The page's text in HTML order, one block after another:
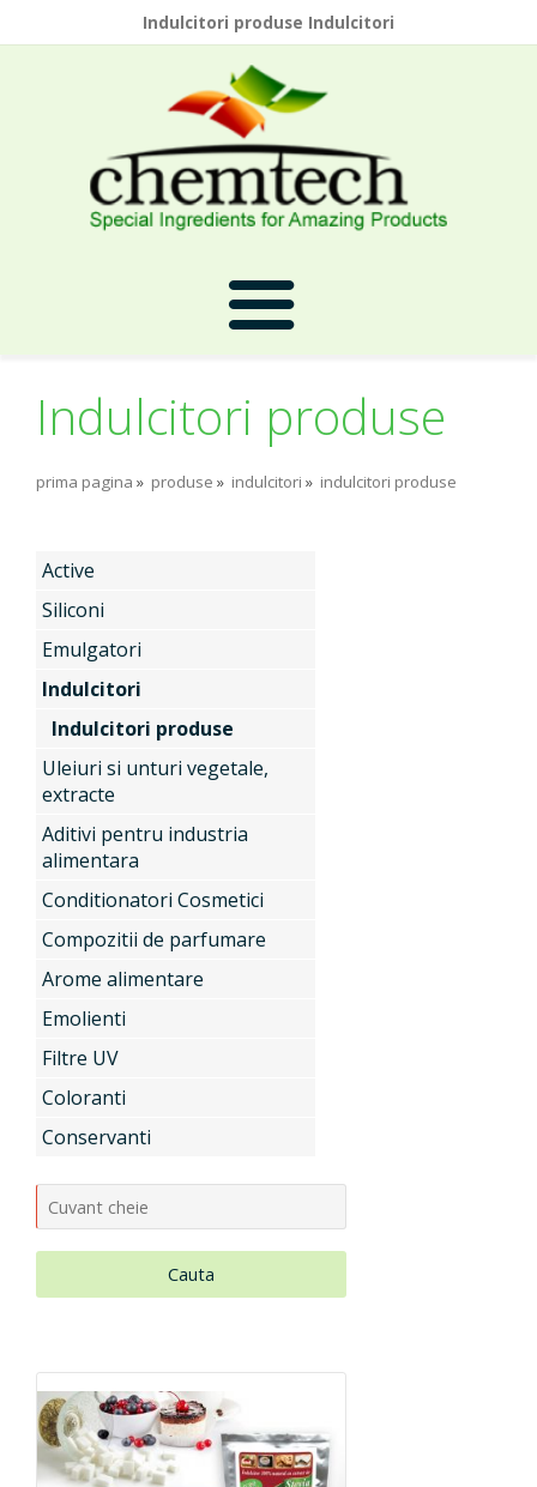
Indulcitori produse Indulcitori
Prima Pagina
Emulgatori
Aditivi pentru industria alimentara
Compozitii de parfumare
Contact
Indulcitori produse
prima pagina » produse » indulcitori » indulcitori produse
Active
Siliconi
Emulgatori
Indulcitori
Indulcitori produse
Uleiuri si unturi vegetale,
extracte
Aditivi pentru industria
alimentara
Conditionatori Cosmetici
Compozitii de parfumare
Arome alimentare
Emolienti
Filtre UV
Coloranti
Conservanti
Cauta